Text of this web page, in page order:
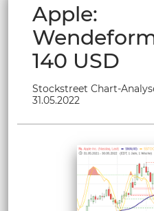
Apple:
140 USD
Stockstreet Chart-
31.05.2022